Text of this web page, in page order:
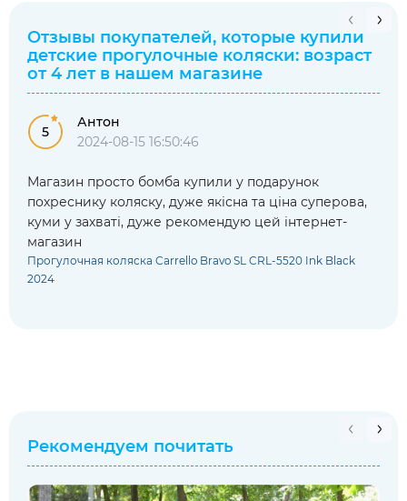
Отзывы покупателей, которые купили
детские прогулочные коляски: возраст
от 4 летв нашем магазине
5
Антон
2024-08-15 16:50:46
Магазин просто бомба купили у подарунок
похреснику коляску, дуже якісна та ціна суперова,
куми у захваті, дуже рекомендую цей інтернет-
магазин
Прогулочная коляска Carrello Bravo SL CRL-5520 Ink Black
2024
Рекомендуем почитать